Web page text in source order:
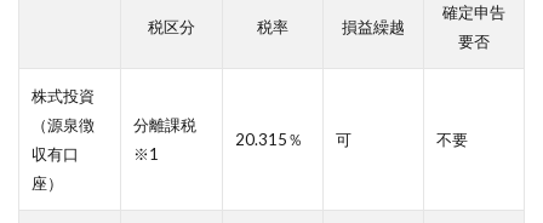
税区分 税率 損益繰越
確定申告
要否
株式投資
（源泉徴
収有口
座）
分離課税
※1
20.315％ 可 不要